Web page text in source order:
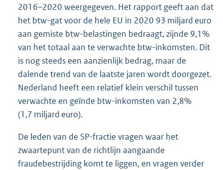
2016–2020 weergegeven. Het rapport geeft aan dat
het btw-gat voor de hele EU in 2020 93 miljard euro
aan gemiste btw-belastingen bedraagt, zijnde 9,1%
van het totaal aan te verwachte btw-inkomsten. Dit
is nog steeds een aanzienlijk bedrag, maar de
dalende trend van de laatste jaren wordt doorgezet.
Nederland heeft een relatief klein verschil tussen
verwachte en geïnde btw-inkomsten van 2,8%
(1,7 miljard euro).
De leden van de SP-fractie vragen waar het
zwaartepunt van de richtlijn aangaande
fraudebestrijding komt te liggen, en vragen verder